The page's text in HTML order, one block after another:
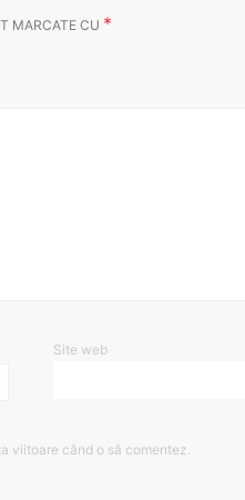
MARCATE CU *
Site web
viitoare când o să comentez.